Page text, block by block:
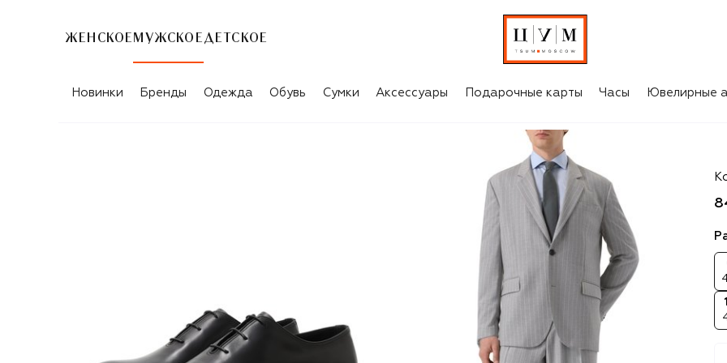
ЖЕНСКОЕ МУЖСКОЕ ДЕТСКОЕ
Новинки Бренды Одежда Обувь Сумки Аксессуары Подарочные карты Часы Ювелирные